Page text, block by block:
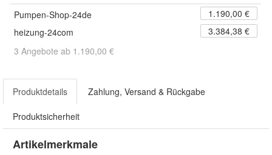
Pumpen-Shop-24de
1.190,00 €
heizung-24com
3.384,38 €
3 Angebote ab 1.190,00 €
Produktdetails Zahlung, Versand & Rückgabe
Produktsicherheit
Artikelmerkmale